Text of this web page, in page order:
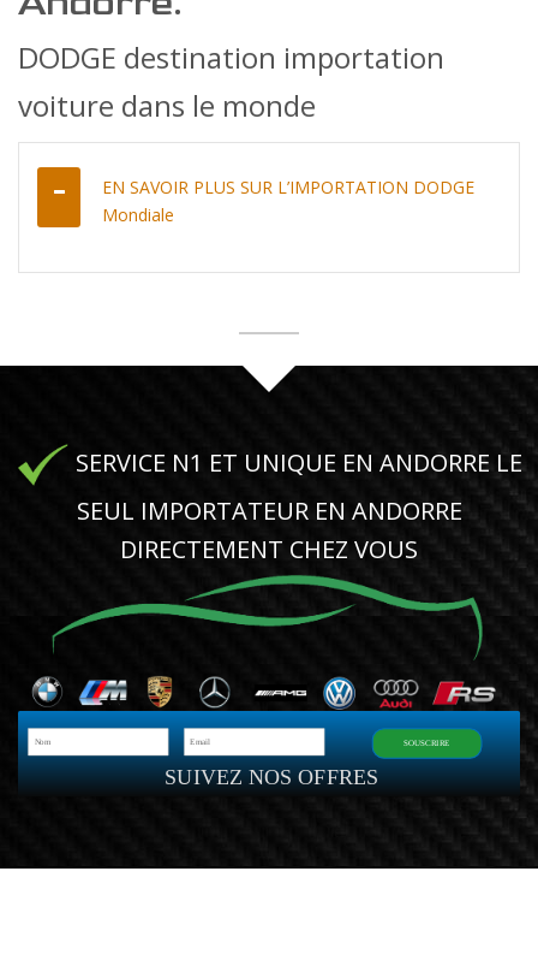
DODGE destination importation
voiture dans le monde
EN SAVOIR PLUS SUR L’IMPORTATION DODGE
Mondiale
SERVICE N1 ET UNIQUE EN ANDORRE LE
SEUL IMPORTATEUR EN ANDORRE
DIRECTEMENT CHEZ VOUS
SUIVEZ NOS OFFRES
SOUSCRIRE